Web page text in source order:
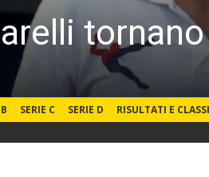
SERIE C SERIE D RISULTATI E